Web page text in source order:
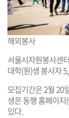
해외봉사
서울시자원봉사센
대학(원)생 봉사자
모집기간은 2월 20
생은 동행 홈페이지(
있다.